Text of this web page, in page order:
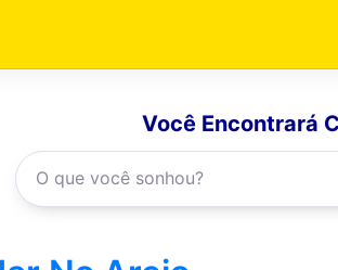
Você Encontrará